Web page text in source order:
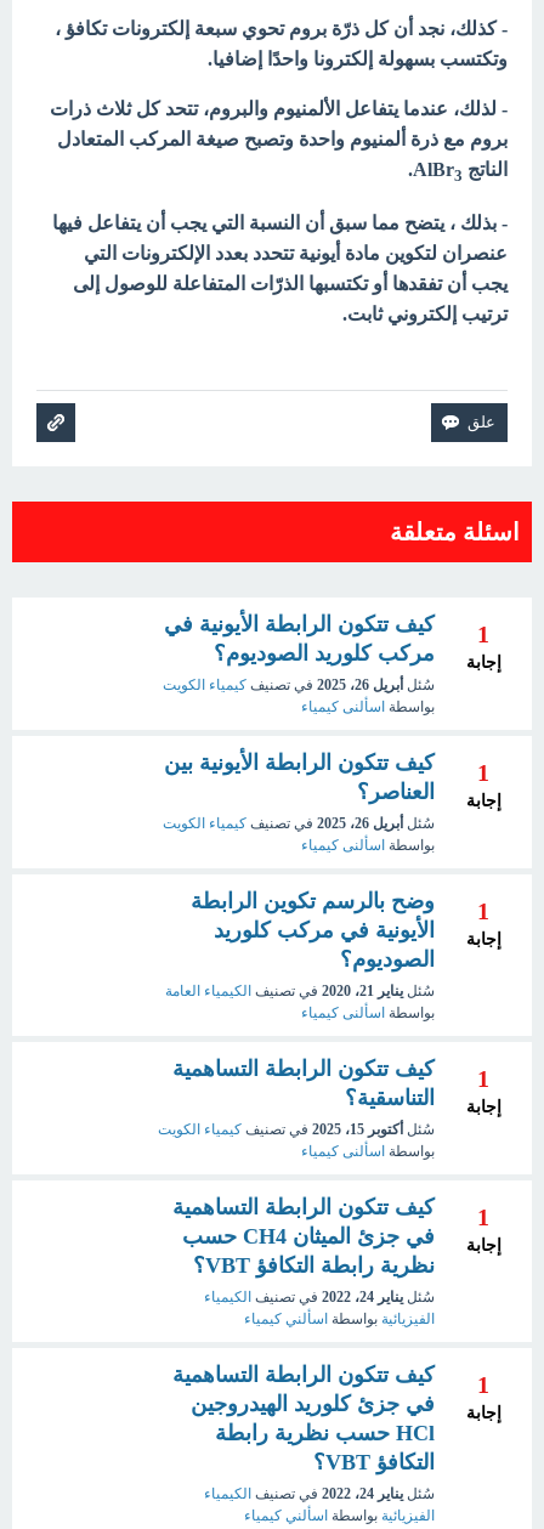
- كذلك، نجد أن كل ذرّة بروم تحوي سبعة إلكترونات تكافؤ ،
وتكتسب بسهولة إلكترونا واحدًا إضافيا.
- لذلك، عندما يتفاعل الألمنيوم والبروم، تتحد كل ثلاث ذرات
بروم مع ذرة ألمنيوم واحدة وتصبح صيغة المركب المتعادل
الناتج AlBr 3
.
- بذلك ، يتضح مما سبق أن النسبة التي يجب أن يتفاعل فيها
عنصران لتكوين مادة أيونية تتحدد بعدد الإلكترونات التي
يجب أن تفقدها أو تكتسبها الذرّات المتفاعلة للوصول إلى
ترتيب إلكتروني ثابت.
اسئلة متعلقة
1
إجابة
كيف تتكون الرابطة الأيونية في
مركب كلوريد الصوديوم؟
سُئل أبريل 26، 2025 في تصنيف كيمياء الكويت
بواسطة اسألنى كيمياء
1
إجابة
كيف تتكون الرابطة الأيونية بين
العناصر؟
سُئل أبريل 26، 2025 في تصنيف كيمياء الكويت
بواسطة اسألنى كيمياء
1
إجابة
وضح بالرسم تكوين الرابطة
الأيونية في مركب كلوريد
الصوديوم؟
سُئل يناير 21، 2020 في تصنيف الكيمياء العامة
بواسطة اسألنى كيمياء
1
إجابة
كيف تتكون الرابطة التساهمية
التناسقية؟
سُئل أكتوبر 15، 2025 في تصنيف كيمياء الكويت
بواسطة اسألنى كيمياء
1
إجابة
كيف تتكون الرابطة التساهمية
في جزئ الميثان CH4 حسب
نظرية رابطة التكافؤ VBT؟
سُئل يناير 24، 2022 في تصنيف الكيمياء
الفيزيائية بواسطة اسألني كيمياء
1
إجابة
كيف تتكون الرابطة التساهمية
في جزئ كلوريد الهيدروجين
HCl حسب نظرية رابطة
التكافؤ VBT؟
سُئل يناير 24، 2022 في تصنيف الكيمياء
الفيزيائية بواسطة اسألني كيمياء